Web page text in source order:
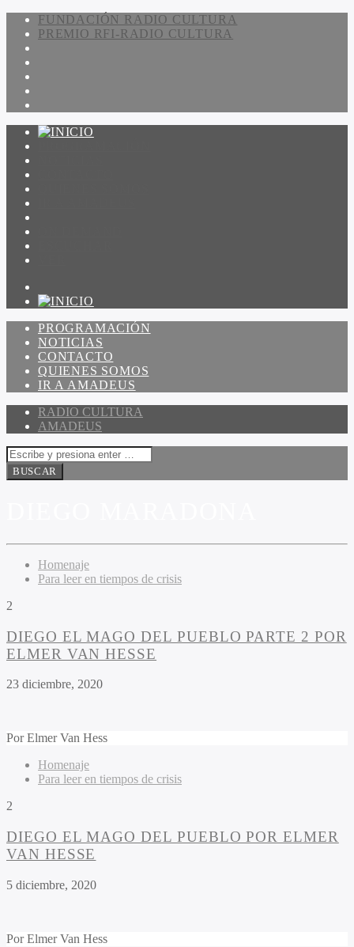
FUNDACIÓN RADIO CULTURA
PREMIO RFI-RADIO CULTURA
PROGRAMACIÓN
NOTICIAS
CONTACTO
QUIENES SOMOS
IR A AMADEUS
RADIO CULTURA
AMADEUS
Homenaje
Para leer en tiempos de crisis
2
DIEGO EL MAGO DEL PUEBLO PARTE 2 POR
ELMER VAN HESSE
23 diciembre, 2020
PorElmer Van Hess
Homenaje
Para leer en tiempos de crisis
2
DIEGO EL MAGO DEL PUEBLO POR ELMER
VAN HESSE
5 diciembre, 2020
PorElmer Van Hess